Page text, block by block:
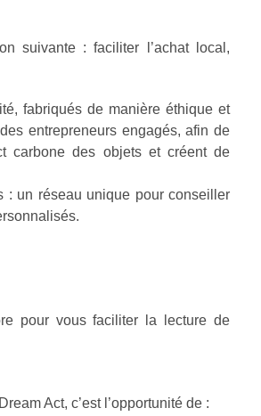
suivante : faciliter l’achat local,
fabriqués de manière éthique et
entrepreneurs engagés, afin de
carbone des objets et créent de
: un réseau unique pour conseiller
pour vous faciliter la lecture de
Act, c’est l’opportunité de :